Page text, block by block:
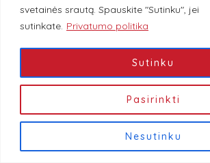
svetainės srautą. Spauskite "Sutinku", jei
sutinkate. Privatumo politika
Pasirinkti
Nesutinku
Sutinku
Instagram
© 2026 Pure Beauty Shop.